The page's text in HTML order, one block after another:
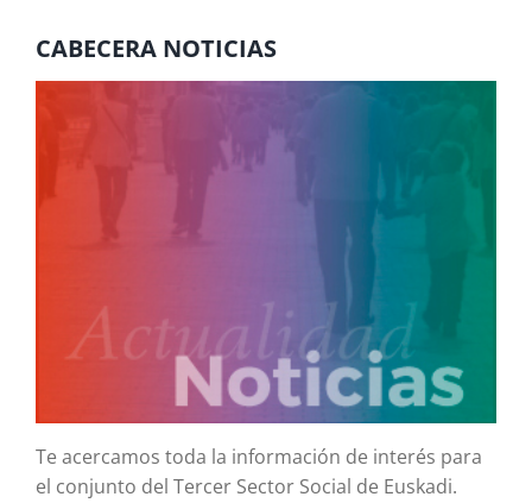
CABECERA NOTICIAS
Te acercamos toda la información de interés para
el conjunto del Tercer Sector Social de Euskadi.